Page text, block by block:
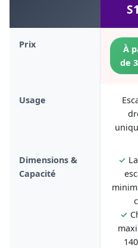
Prix
À
de
Usage
Dimensions &
Capacité
✓
✓